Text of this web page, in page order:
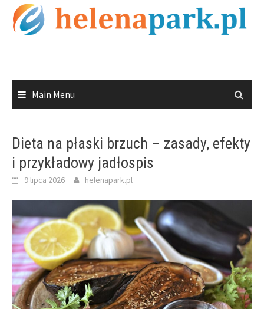
Skip
content
Main Menu
Dieta na płaski brzuch – zasady, efekty
i przykładowy jadłospis
9 lipca 2026 helenapark.pl